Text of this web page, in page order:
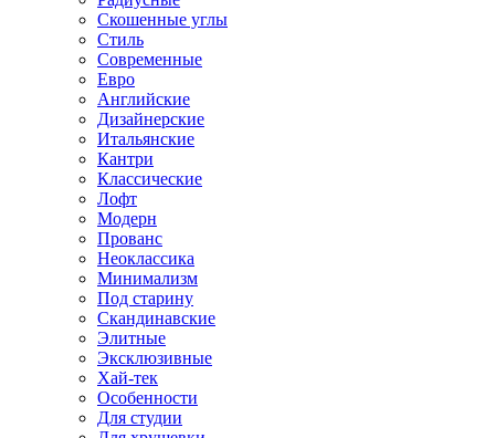
Скошенные углы
Стиль
Современные
Евро
Английские
Дизайнерские
Итальянские
Кантри
Классические
Лофт
Модерн
Прованс
Неоклассика
Минимализм
Под старину
Скандинавские
Элитные
Эксклюзивные
Хай-тек
Особенности
Для студии